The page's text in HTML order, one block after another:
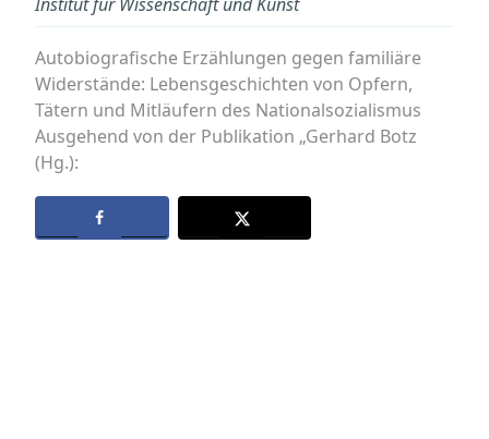
Autobiografische Erzählungen gegen familiäre
Widerstände: Lebensgeschichten von Opfern,
Tätern und Mitläufern des Nationalsozialismus
Ausgehend von der Publikation „Gerhard Botz
(Hg.):